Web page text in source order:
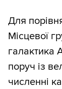
Для
Місцевої
галактика
поруч із
численні